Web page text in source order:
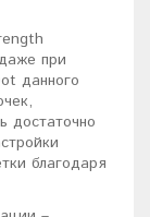
при
данного
достаточно
благодаря